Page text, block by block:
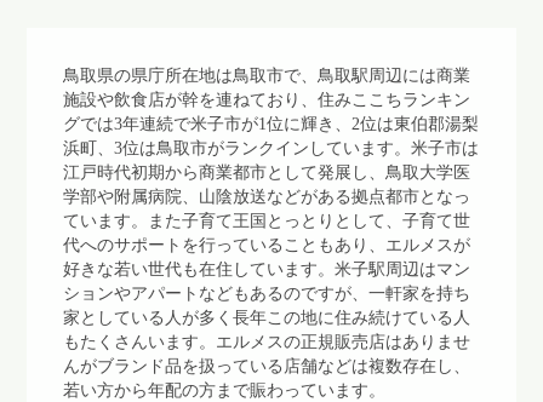
鳥取県の県庁所在地は鳥取市で、鳥取駅周辺には商業
施設や飲食店が幹を連ねており、住みここちランキン
グでは3年連続で米子市が1位に輝き、2位は東伯郡湯梨
浜町、3位は鳥取市がランクインしています。米子市は
江戸時代初期から商業都市として発展し、鳥取大学医
学部や附属病院、山陰放送などがある拠点都市となっ
ています。また子育て王国とっとりとして、子育て世
代へのサポートを行っていることもあり、エルメスが
好きな若い世代も在住しています。米子駅周辺はマン
ションやアパートなどもあるのですが、一軒家を持ち
家としている人が多く長年この地に住み続けている人
もたくさんいます。エルメスの正規販売店はありませ
んがブランド品を扱っている店舗などは複数存在し、
若い方から年配の方まで賑わっています。